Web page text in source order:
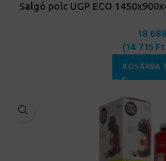
Salgó polc UGP ECO
18 688
(14 715Ft
KOSÁRBA